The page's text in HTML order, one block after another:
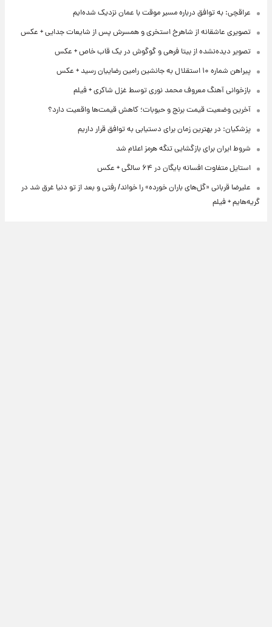
عراقچی: به توافق درباره مسیر موقت با عمان نزدیک شده‌ایم
تصویری عاشقانه از شاهرخ استخری و همسرش پس از شایعات جدایی + عکس
تصویر دیده‌نشده از بیتا فرهی و گوگوش در یک قاب خاص + عکس
پیراهن شماره ۱۰ استقلال به جانشین رامین رضاییان رسید + عکس
بازخوانی آهنگ معروف محمد نوری توسط غزل شاکری + فیلم
آخرین وضعیت قیمت برنج و حبوبات؛ کاهش قیمت‌ها واقعیت دارد؟
پزشکیان: در بهترین زمان برای دستیابی به توافق قرار داریم
شروط ایران برای بازگشایی تنگه هرمز اعلام شد
استایل متفاوت افسانه بایگان در ۶۴ سالگی + عکس
علیرضا قربانی «گل‌های باران خورده» را خواند/ رفتی و بعد از تو دنیا غرق شد در
گریه‌هایم + فیلم